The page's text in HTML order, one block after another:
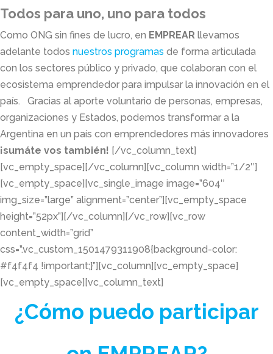
Todos para uno, uno para todos
Como ONG sin fines de lucro, en EMPREAR llevamos
adelante todos nuestros programas de forma articulada
con los sectores público y privado, que colaboran con el
ecosistema emprendedor para impulsar la innovación en el
país. Gracias al aporte voluntario de personas, empresas,
organizaciones y Estados, podemos transformar a la
Argentina en un país con emprendedores más innovadores
¡sumáte vos también! [/vc_column_text]
[vc_empty_space][/vc_column][vc_column width=”1/2″]
[vc_empty_space][vc_single_image image=”604″
img_size=”large” alignment=”center”][vc_empty_space
height=”52px”][/vc_column][/vc_row][vc_row
content_width=”grid”
css=”.vc_custom_1501479311908{background-color:
#f4f4f4 !important;}”][vc_column][vc_empty_space]
[vc_empty_space][vc_column_text]
¿Cómo puedo participar